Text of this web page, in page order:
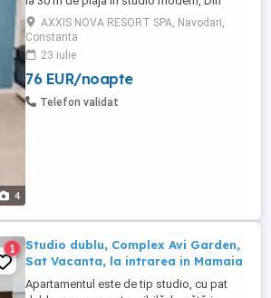
4
complexul Axxis Nova Resort & Spa
Primim carduri de vacanță Eliberăm
factură fiscală Deținem certificat
zonă (mamaia Nord): - Piscină cu apă
încălzită în apropierea ta ...
AXXIS NOVA RESORT SPA, Navodari,
Constanta
23 iulie
76 EUR/noapte
Telefon validat
1
Studio dublu, Complex Avi Garden,
Sat Vacanta, la intrarea in Mamaia
Apartamentul este de tip studio, cu pat